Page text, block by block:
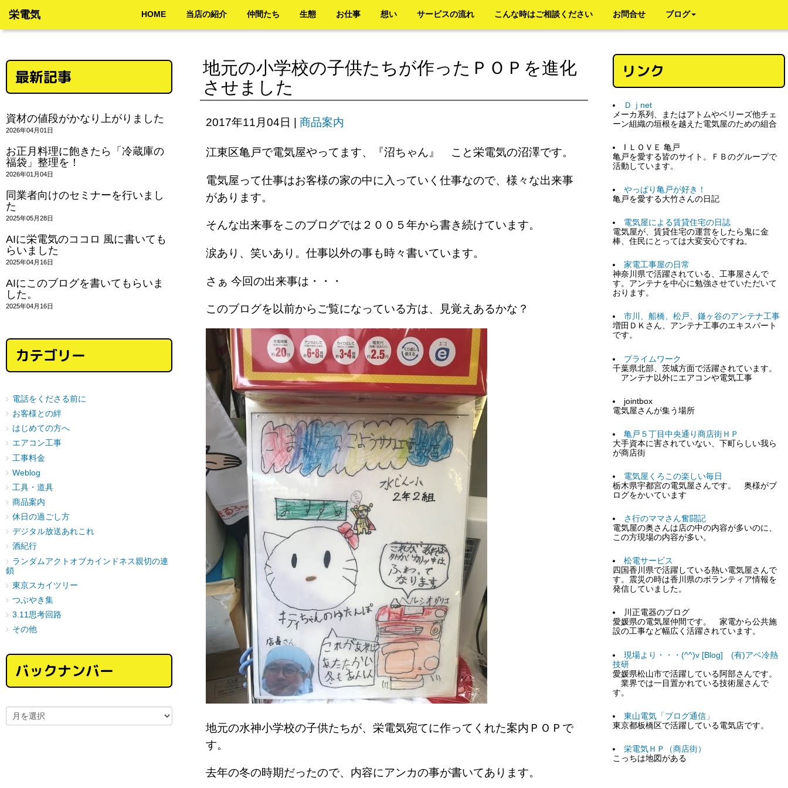
栄電気 HOME 当店の紹介 仲間たち 生態 お仕事 想い サービスの流れ こんな時はご相談ください お問合せ ブログ
地元の小学校の子供たちが作ったＰＯＰを進化
させました
2017年11月04日 商品案内
江東区亀戸で電気屋やってます、『沼ちゃん』 こと栄電気の沼澤です。
電気屋って仕事はお客様の家の中に入っていく仕事なので、様々な出来事
があります。
そんな出来事をこのブログでは２００５年から書き続けています。
涙あり、笑いあり。仕事以外の事も時々書いています。
さぁ 今回の出来事は・・・
このブログを以前からご覧になっている方は、見覚えあるかな？
地元の水神小学校の子供たちが、栄電気宛てに作ってくれた案内ＰＯＰで
す。
去年の冬の時期だったので、内容にアンカの事が書いてあります。
最新記事
資材の値段がかなり上がりました
2026年04月01日
お正月料理に飽きたら「冷蔵庫の
福袋」整理を！
2026年01月04日
同業者向けのセミナーを行いまし
た
2025年05月28日
AIに栄電気のココロ 風に書いても
らいました
2025年04月16日
AIにこのブログを書いてもらいま
した。
2025年04月16日
カテゴリー
電話をくださる前に
お客様との絆
はじめての方へ
エアコン工事
工事料金
Weblog
工具・道具
商品案内
休日の過ごし方
デジタル放送あれこれ
酒紀行
ランダムアクトオブカインドネス親切の連
鎖
東京スカイツリー
つぶやき集
3.11思考回路
その他
バックナンバー
リンク
Ｄｊnet
メーカ系列、またはアトムやベリーズ他チェ
ーン組織の垣根を越えた電気屋のための組合
I ＬＯＶＥ 亀戸
亀戸を愛する皆のサイト。ＦＢのグループで
活動しています。
やっぱり亀戸が好き！
亀戸を愛する大竹さんの日記
電気屋による賃貸住宅の日誌
電気屋が、賃貸住宅の運営をしたら鬼に金
棒、住民にとっては大変安心ですね。
家電工事屋の日常
神奈川県で活躍されている、工事屋さんで
す。アンテナを中心に勉強させていただいて
おります。
市川、船橋、松戸、鎌ヶ谷のアンテナ工事
増田ＤＫさん、アンテナ工事のエキスパート
です。
プライムワーク
千葉県北部、茨城方面で活躍されています。
アンテナ以外にエアコンや電気工事
jointbox
電気屋さんが集う場所
亀戸５丁目中央通り商店街ＨＰ
大手資本に害されていない、下町らしい我ら
が商店街
電気屋くろこの楽しい毎日
栃木県宇都宮の電気屋さんです。 奥様がブ
ログをかいています
さ行のママさん奮闘記
電気屋の奥さんは店の中の内容が多いのに、
この方現場の内容が多い。
松電サービス
四国香川県で活躍している熱い電気屋さんで
す。震災の時は香川県のボランティア情報を
発信していました。
川正電器のブログ
愛媛県の電気屋仲間です。 家電から公共施
設の工事など幅広く活躍されています。
現場より・・・(^^)v [Blog] (有)アベ冷熱
技研
愛媛県松山市で活躍している阿部さんです。
業界では一目置かれている技術屋さんで
す。
東山電気「ブログ通信」
東京都板橋区で活躍している電気店です。
栄電気ＨＰ（商店街）
こっちは地図がある